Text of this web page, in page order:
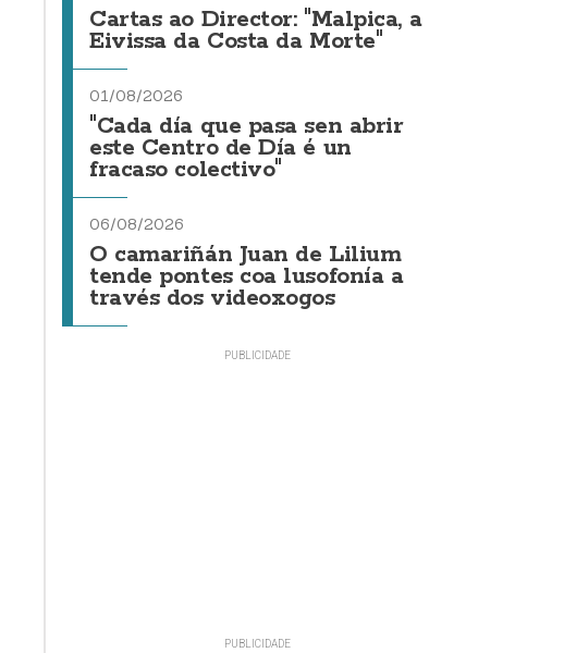
Cartas ao Director: "Malpica, a
Eivissa da Costa da Morte"
01/08/2026
"Cada día que pasa sen abrir
este Centro de Día é un
fracaso colectivo"
06/08/2026
O camariñán Juan de Lilium
tende pontes coa lusofonía a
través dos videoxogos